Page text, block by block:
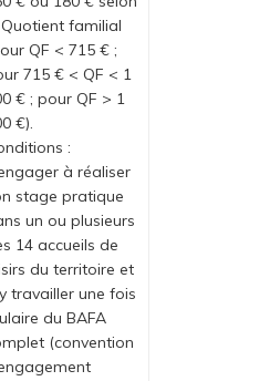
familial
QF < 715 € ;
715 € < QF < 1
€ ; pour QF > 1
€).
:
à réaliser
stage pratique
un ou plusieurs
14 accueils de
du territoire et
travailler une fois
du BAFA
(convention